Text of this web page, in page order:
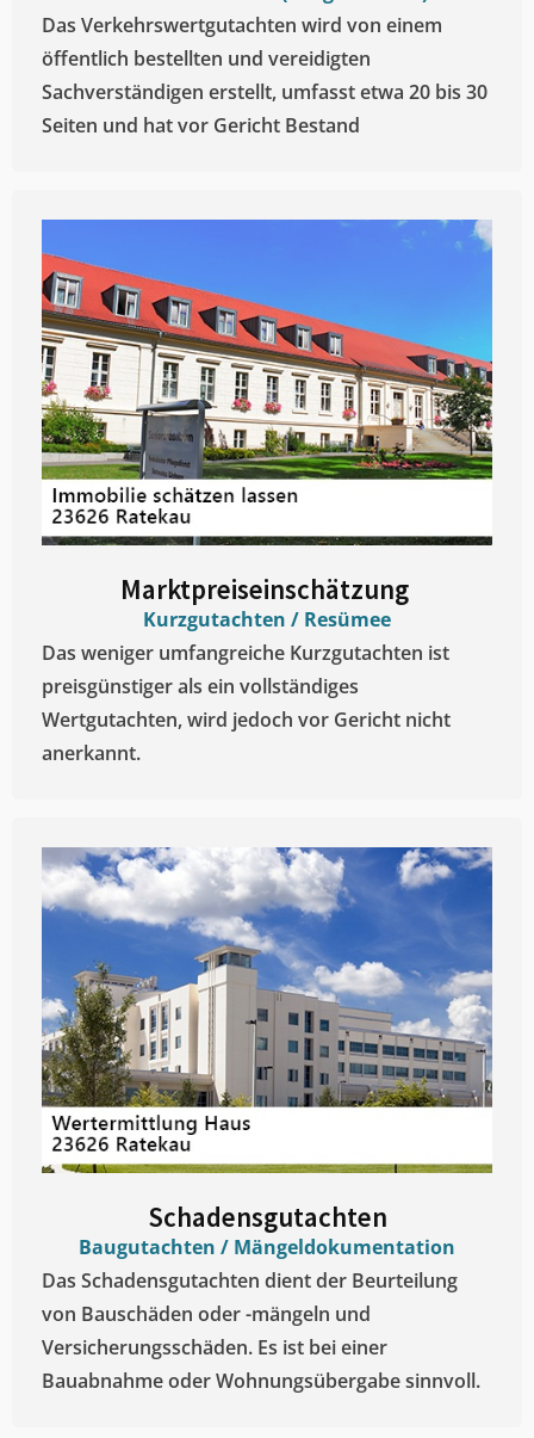
Das Verkehrswertgutachten wird von einem
öffentlich bestellten und vereidigten
Sachverständigen erstellt, umfasst etwa 20 bis 30
Seiten und hat vor Gericht Bestand
Marktpreiseinschätzung ​
Kurzgutachten / Resümee
Das weniger umfangreiche Kurzgutachten ist
preisgünstiger als ein vollständiges
Wertgutachten, wird jedoch vor Gericht nicht
anerkannt.
Schadensgutachten
Baugutachten / Mängeldokumentation
Das Schadensgutachten dient der Beurteilung
von Bauschäden oder -mängeln und
Versicherungsschäden. Es ist bei einer
Bauabnahme oder Wohnungsübergabe sinnvoll.